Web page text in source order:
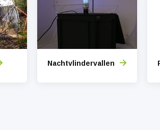
Nachtvlindervallen